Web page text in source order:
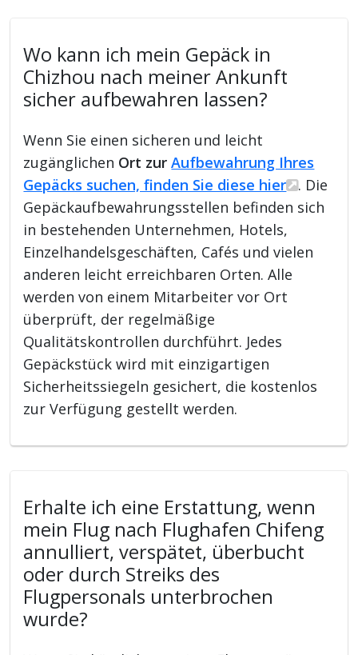
Wo kann ich mein Gepäck in
Chizhou nach meiner Ankunft
sicher aufbewahren lassen?
Wenn Sie einen sicheren und leicht
zugänglichen Ort zurAufbewahrung Ihres
Gepäcks suchen, finden Sie diese hier
. Die
Gepäckaufbewahrungsstellen befinden sich
in bestehenden Unternehmen, Hotels,
Einzelhandelsgeschäften, Cafés und vielen
anderen leicht erreichbaren Orten. Alle
werden von einem Mitarbeiter vor Ort
überprüft, der regelmäßige
Qualitätskontrollen durchführt. Jedes
Gepäckstück wird mit einzigartigen
Sicherheitssiegeln gesichert, die kostenlos
zur Verfügung gestellt werden.
Erhalte ich eine Erstattung, wenn
mein Flug nach Flughafen Chifeng
annulliert, verspätet, überbucht
oder durch Streiks des
Flugpersonals unterbrochen
wurde?